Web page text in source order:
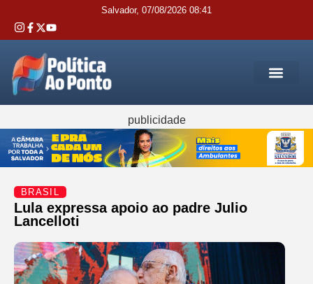
Salvador, 07/08/2026 08:41
publicidade
BRASIL
Lula expressa apoio ao padre Julio
Lancelloti